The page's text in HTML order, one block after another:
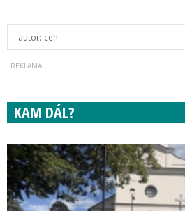
autor: ceh
KAM DÁL?